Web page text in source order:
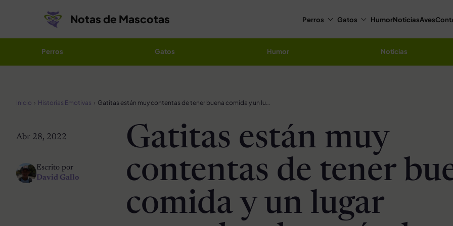
Notas de Mascotas Perros Gatos HumorNoticiasAves
Perros Gatos Humor Noticias
Inicio Historias Emotivas Gatitas están muy contentas de tener buena comida y un lugar acogedor después de ser encontradas
Abr 28, 2022
Escrito por
David Gallo
Gatitas están muy
contentas de tener
comida y un lugar